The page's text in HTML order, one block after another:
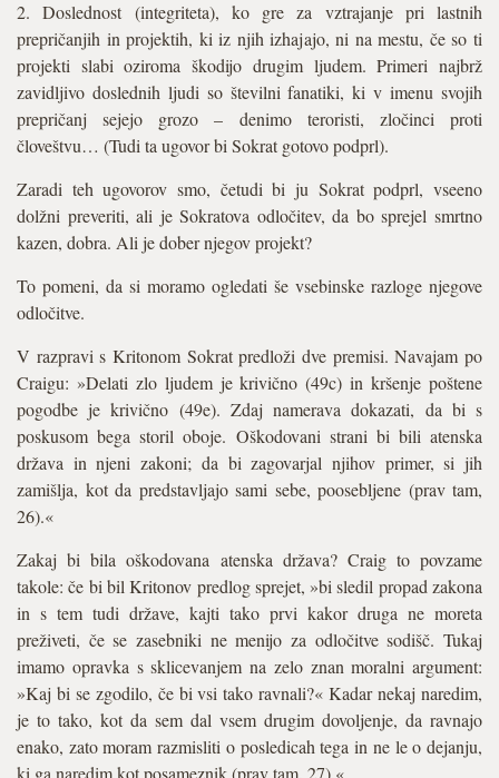
2. Doslednost (integriteta), ko gre za vztrajanje pri lastnih
prepričanjih in projektih, ki iz njih izhajajo, ni na mestu, če so ti
projekti slabi oziroma škodijo drugim ljudem. Primeri najbrž
zavidljivo doslednih ljudi so številni fanatiki, ki v imenu svojih
prepričanj sejejo grozo – denimo teroristi, zločinci proti
človeštvu… (Tudi ta ugovor bi Sokrat gotovo podprl).
Zaradi teh ugovorov smo, četudi bi ju Sokrat podprl, vseeno
dolžni preveriti, ali je Sokratova odločitev, da bo sprejel smrtno
kazen, dobra. Ali je dober njegov projekt?
To pomeni, da si moramo ogledati še vsebinske razloge njegove
odločitve.
V razpravi s Kritonom Sokrat predloži dve premisi. Navajam po
Craigu: »Delati zlo ljudem je krivično (49c) in kršenje poštene
pogodbe je krivično (49e). Zdaj namerava dokazati, da bi s
poskusom bega storil oboje. Oškodovani strani bi bili atenska
država in njeni zakoni; da bi zagovarjal njihov primer, si jih
zamišlja, kot da predstavljajo sami sebe, poosebljene (prav tam,
26).«
Zakaj bi bila oškodovana atenska država? Craig to povzame
takole: če bi bil Kritonov predlog sprejet, »bi sledil propad zakona
in s tem tudi države, kajti tako prvi kakor druga ne moreta
preživeti, če se zasebniki ne menijo za odločitve sodišč. Tukaj
imamo opravka s sklicevanjem na zelo znan moralni argument:
»Kaj bi se zgodilo, če bi vsi tako ravnali?« Kadar nekaj naredim,
je to tako, kot da sem dal vsem drugim dovoljenje, da ravnajo
enako, zato moram razmisliti o posledicah tega in ne le o dejanju,
ki ga naredim kot posameznik (prav tam, 27).«